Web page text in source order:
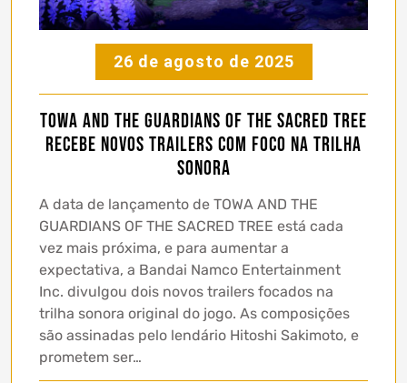
26 de agosto de 2025
Towa and the Guardians of the Sacred Tree
recebe novos trailers com foco na trilha
sonora
A data de lançamento de TOWA AND THE
GUARDIANS OF THE SACRED TREE está cada
vez mais próxima, e para aumentar a
expectativa, a Bandai Namco Entertainment
Inc. divulgou dois novos trailers focados na
trilha sonora original do jogo. As composições
são assinadas pelo lendário Hitoshi Sakimoto, e
prometem ser…